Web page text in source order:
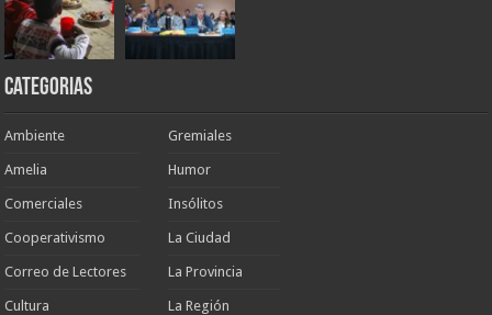
Categorias
Ambiente
Amelia
Comerciales
Cooperativismo
Correo de Lectores
Cultura
Gremiales
Humor
Insólitos
La Ciudad
La Provincia
La Región